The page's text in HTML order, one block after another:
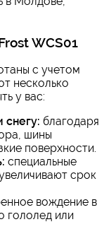
WCS01
с учетом
несколько
у вас:
снегу: благодаря
шины
поверхности.
специальные
срок
вождение в
гололед или